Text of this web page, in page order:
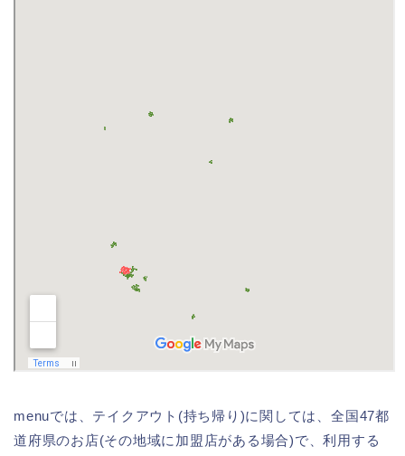
menuでは、テイクアウト(持ち帰り)に関しては、全国47都
道府県のお店(その地域に加盟店がある場合)で、利用する